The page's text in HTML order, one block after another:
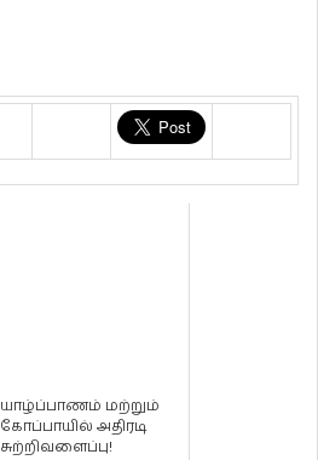
யாழ்ப்பாணம் மற்றும்
கோப்பாயில் அதிரடி
சுற்றிவளைப்பு!